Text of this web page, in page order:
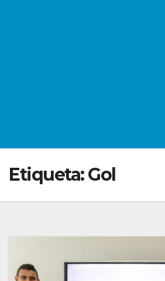
Etiqueta:Gol